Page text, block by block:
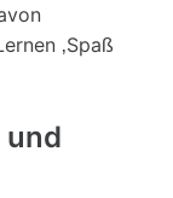
‚Spaß
und